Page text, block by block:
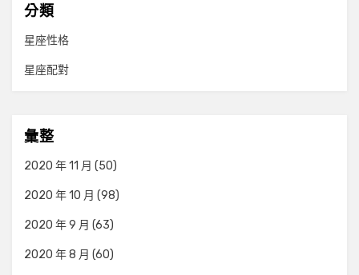
分類
星座性格
星座配對
彙整
2020 年 11 月 (50)
2020 年 10 月 (98)
2020 年 9 月 (63)
2020 年 8 月 (60)